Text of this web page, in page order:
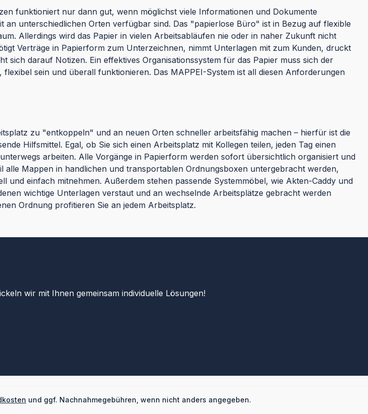
funktioniert nur dann gut, wenn möglichst viele Informationen und Dokumente
an unterschiedlichen Orten verfügbar sind. Das "papierlose Büro" ist in Bezug auf flexible
Allerdings wird das Papier in vielen Arbeitsabläufen nie oder in naher Zukunft nicht
Verträge in Papierform zum Unterzeichnen, nimmt Unterlagen mit zum Kunden, druckt
sich darauf Notizen. Ein effektives Organisationssystem für das Papier muss sich der
sein und überall funktionieren. Das MAPPEI-System ist all diesen Anforderungen
zu "entkoppeln" und an neuen Orten schneller arbeitsfähig machen – hierfür ist die
Hilfsmittel. Egal, ob Sie sich einen Arbeitsplatz mit Kollegen teilen, jeden Tag einen
arbeiten. Alle Vorgänge in Papierform werden sofort übersichtlich organisiert und
alle Mappen in handlichen und transportablen Ordnungsboxen untergebracht werden,
und einfach mitnehmen. Außerdem stehen passende Systemmöbel, wie Akten-Caddy und
wichtige Unterlagen verstaut und an wechselnde Arbeitsplätze gebracht werden
Ordnung profitieren Sie an jedem Arbeitsplatz.
wir mit Ihnen gemeinsam individuelle Lösungen!
und ggf. Nachnahmegebühren, wenn nicht anders angegeben.